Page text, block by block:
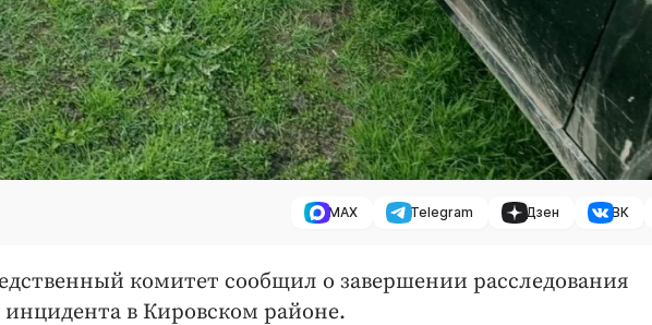
MAX Telegram Дзен ВК
комитет сообщил о завершении расследования
инцидента в Кировском районе.